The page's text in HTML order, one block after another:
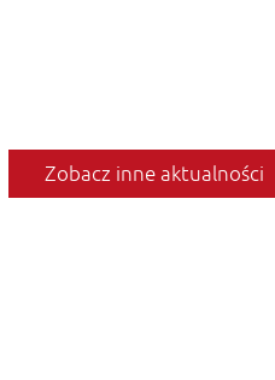
Zobacz inne aktualności